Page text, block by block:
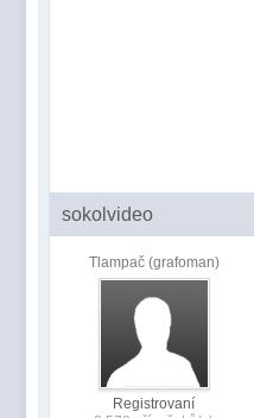
sokolvideo
Tlampač (grafoman)
Registrovaní